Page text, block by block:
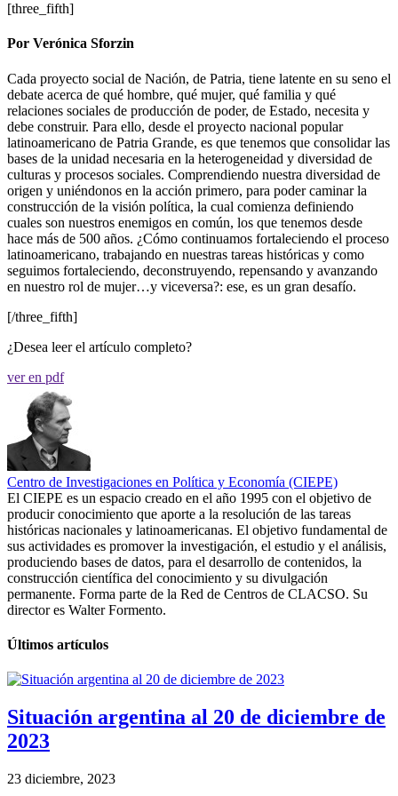
[three_fifth]
Por Verónica Sforzin
Cada proyecto social de Nación, de Patria, tiene latente en su seno el
debate acerca de qué hombre, qué mujer, qué familia y qué
relaciones sociales de producción de poder, de Estado, necesita y
debe construir. Para ello, desde el proyecto nacional popular
latinoamericano de Patria Grande, es que tenemos que consolidar las
bases de la unidad necesaria en la heterogeneidad y diversidad de
culturas y procesos sociales. Comprendiendo nuestra diversidad de
origen y uniéndonos en la acción primero, para poder caminar la
construcción de la visión política, la cual comienza definiendo
cuales son nuestros enemigos en común, los que tenemos desde
hace más de 500 años. ¿Cómo continuamos fortaleciendo el proceso
latinoamericano, trabajando en nuestras tareas históricas y como
seguimos fortaleciendo, deconstruyendo, repensando y avanzando
en nuestro rol de mujer…y viceversa?: ese, es un gran desafío.
[/three_fifth]
¿Desea leer el artículo completo?
ver en pdf
Centro de Investigaciones en Política y Economía (CIEPE)
El CIEPE es un espacio creado en el año 1995 con el objetivo de
producir conocimiento que aporte a la resolución de las tareas
históricas nacionales y latinoamericanas. El objetivo fundamental de
sus actividades es promover la investigación, el estudio y el análisis,
produciendo bases de datos, para el desarrollo de contenidos, la
construcción científica del conocimiento y su divulgación
permanente. Forma parte de la Red de Centros de CLACSO. Su
director es Walter Formento.
Últimos artículos
Situación argentina al 20 de diciembre de
2023
23 diciembre, 2023